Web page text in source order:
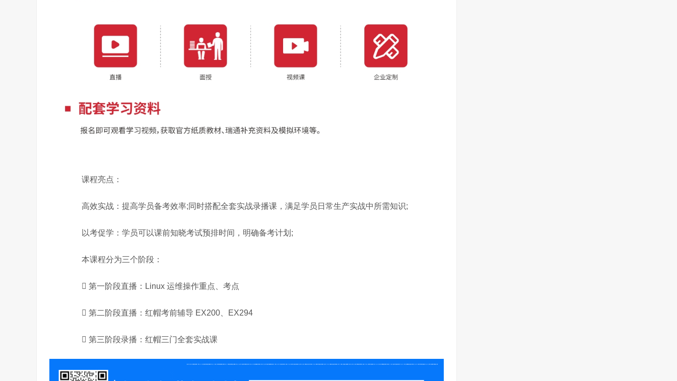
课程亮点：
高效实战：提高学员备考效率;同时搭配全套实战录播课，满足学员日常生产实战中所需知识;
以考促学：学员可以课前知晓考试预排时间，明确备考计划;
本课程分为三个阶段：
 第一阶段直播：Linux 运维操作重点、考点
 第二阶段直播：红帽考前辅导 EX200、EX294
 第三阶段录播：红帽三门全套实战课